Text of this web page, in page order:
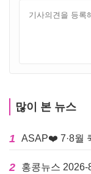
많이 본 뉴스
1 ASAP❤️ 7·8월
2 홍콩뉴스 2026-